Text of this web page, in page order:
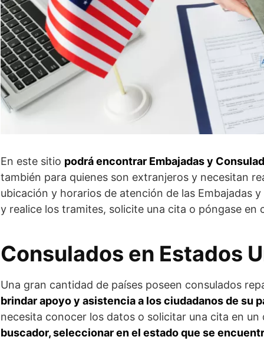
En este sitio podrá encontrar Embajadas y
también para quienes son extranjeros y necesitan
ubicación y horarios de atención de las Embajadas
y realice los tramites, solicite una cita o póngase en
Consulados en Estados
Una gran cantidad de países poseen consulados
brindar apoyo y asistencia a los ciudadanos de su
necesita conocer los datos o solicitar una cita en un
buscador, seleccionar en el estado que se